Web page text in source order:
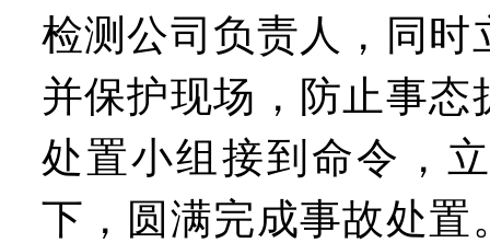
检测公司负责人，同
并保护现场，防止事
处置小组接到命令，
下，圆满完成事故处